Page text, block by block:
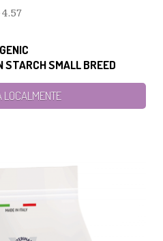
4.57
STARCH SMALL BREED
LOCALMENTE